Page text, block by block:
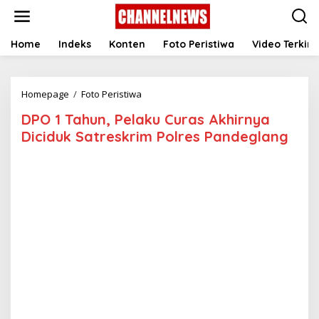
t
Home Indeks Konten Foto Peristiwa Video Terkini
Homepage / Foto Peristiwa
O
1
T
DPO 1 Tahun, Pelaku Curas Akhirnya
Diciduk Satreskrim Polres Pandeglang